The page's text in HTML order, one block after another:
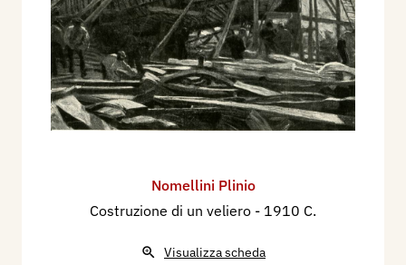
Nomellini Plinio
Costruzione di un veliero - 1910 C.
Visualizza scheda